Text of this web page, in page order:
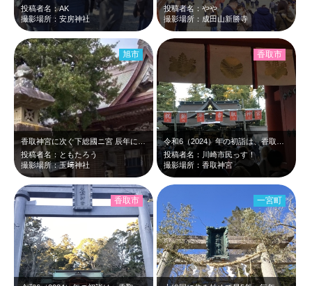
投稿者名：AK
撮影場所：安房神社
投稿者名：やや
撮影場所：成田山新勝寺
投稿者名：ともたろう
撮影場所：玉﨑神社
旭市
投稿者名：川崎市民っす！
撮影場所：香取神宮
香取市
香取市 一宮町